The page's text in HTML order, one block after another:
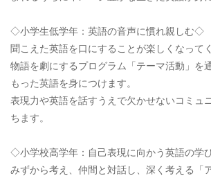
◇小学生低学年：英語の音声に慣れ親しむ◇
聞こえた英語を口にすることが楽しくなって
物語を劇にするプログラム「テーマ活動」を
もった英語を身につけます。
表現力や英語を話すうえで欠かせないコミュ
ちます。
◇小学校高学年：自己表現に向かう英語の学
みずから考え、仲間と対話し、深く考える「